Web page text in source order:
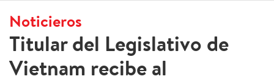
Noticieros
Titular del Legislativo de
Vietnam recibe al